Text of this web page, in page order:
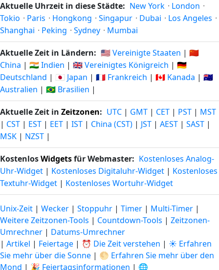
Aktuelle Uhrzeit in diese Städte: New York · London ·
Tokio · Paris · Hongkong · Singapur · Dubai · Los Angeles ·
Shanghai · Peking · Sydney · Mumbai
Aktuelle Zeit in Ländern: 🇺🇸 Vereinigte Staaten | 🇨🇳
China | 🇮🇳 Indien | 🇬🇧 Vereinigtes Königreich | 🇩🇪
Deutschland | 🇯🇵 Japan | 🇫🇷 Frankreich | 🇨🇦 Kanada | 🇦🇺
Australien | 🇧🇷 Brasilien |
Aktuelle Zeit in Zeitzonen: UTC | GMT | CET | PST | MST
| CST | EST | EET | IST | China (CST) | JST | AEST | SAST |
MSK | NZST |
KostenlosWidgetsfür Webmaster: Kostenloses Analog-
Uhr-Widget | Kostenloses Digitaluhr-Widget | Kostenloses
Textuhr-Widget | Kostenloses Wortuhr-Widget
Unix-Zeit | Wecker | Stoppuhr | Timer | Multi-Timer |
Weitere Zeitzonen-Tools | Countdown-Tools | Zeitzonen-
Umrechner | Datums-Umrechner
| Artikel | Feiertage | ⏰ Die Zeit verstehen | ☀️ Erfahren
Sie mehr über die Sonne | 🌕 Erfahren Sie mehr über den
Mond | 🎉 Feiertagsinformationen | 🌐